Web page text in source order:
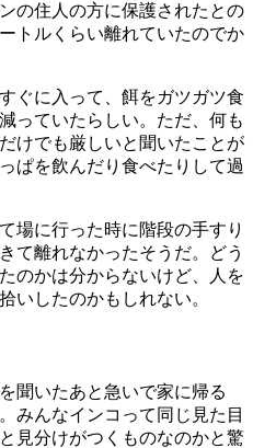
の住人の方に保護されたとの
トルくらい離れていたのでか
ぐに入って、餌をガツガツ食
っていたらしい。ただ、何も
けでも厳しいと聞いたことが
ぱを飲んだり食べたりして過
場に行った時に階段の手すり
て離れなかったそうだ。どう
のかは分からないけど、人を
いしたのかもしれない。
聞いたあと急いで家に帰る
みんなインコって同じ見た目
見分けがつくものなのかと驚